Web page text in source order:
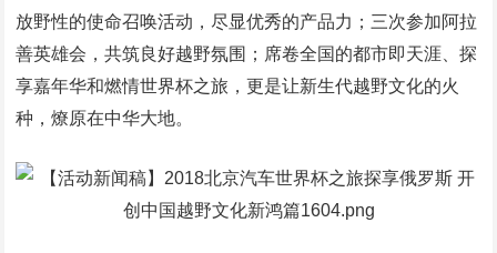
放野性的使命召唤活动，尽显优秀的产品力；三次参加阿拉
善英雄会，共筑良好越野氛围；席卷全国的都市即天涯、探
享嘉年华和燃情世界杯之旅，更是让新生代越野文化的火
种，燎原在中华大地。